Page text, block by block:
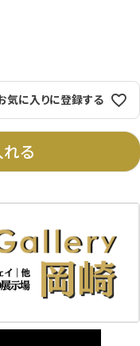
気に入りに登録する
れる